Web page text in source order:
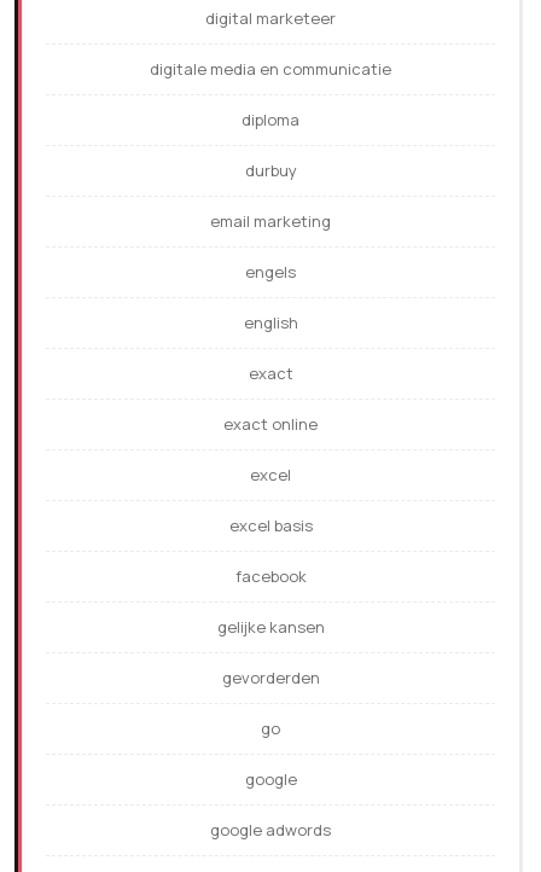
digital marketeer
digitale media en communicatie
diploma
durbuy
email marketing
engels
english
exact
exact online
excel
excel basis
facebook
gelijke kansen
gevorderden
go
google
google adwords